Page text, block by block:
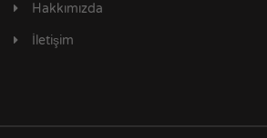
Hakkımızda
İletişim